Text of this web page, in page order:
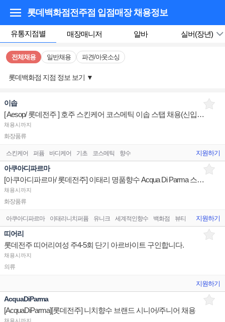
롯데백화점전주점 입점매장채용정보
유통지점별 매장매니저 알바 실버(장년)
전체채용 일반채용 파견/아웃소싱
롯데백화점 지점 정보 보기 ▼
이솝
[ Aesop/ 롯데전주 ] 호주 스킨케어 코스메틱 이솝 스탭 채용(신입/경력)
채용시까지
화장품류
스킨케어 퍼퓸 바디케어 기초 코스메틱 향수 지원하기
아쿠아디파르마
[아쿠아디파르마/ 롯데전주] 이태리 명품향수 Acqua Di Parma 스탭 채용
채용시까지
화장품류
아쿠아디파르마 이태리니치퍼퓸 유니크 세계적인향수 백화점 뷰티 지원하기
띠어리
롯데전주 띠어리여성 주4-5회 단기 아르바이트 구인합니다.
채용시까지
의류
지원하기
AcquaDiParma
[AcquaDiParma][롯데전주] 니치향수 브랜드 시니어/주니어 채용
채용시까지